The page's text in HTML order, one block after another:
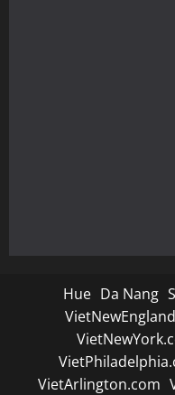
Hue Da Nang
VietArlington.com